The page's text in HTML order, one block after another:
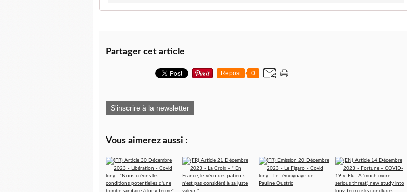
Partager cet article
Repost 0
S'inscrire à la newsletter
Vous aimerez aussi :